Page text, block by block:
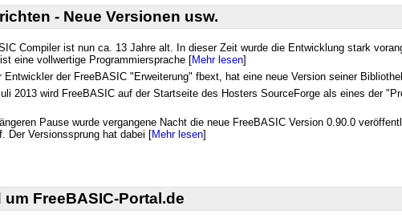
- Neue Versionen usw.
Compiler ist nun ca. 13 Jahre alt. In dieser Zeit wurde die Entwicklung stark
eine vollwertige Programmiersprache [Mehr lesen]
Entwickler der FreeBASIC "Erweiterung" fbext, hat eine neue Version seiner
2013 wird FreeBASIC auf der Startseite des Hosters SourceForge als eines der
Pause wurde vergangene Nacht die neue FreeBASIC Version 0.90.0
Der Versionssprung hat dabei [Mehr lesen]
FreeBASIC-Portal.de